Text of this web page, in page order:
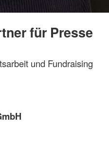
für Presse
und Fundraising